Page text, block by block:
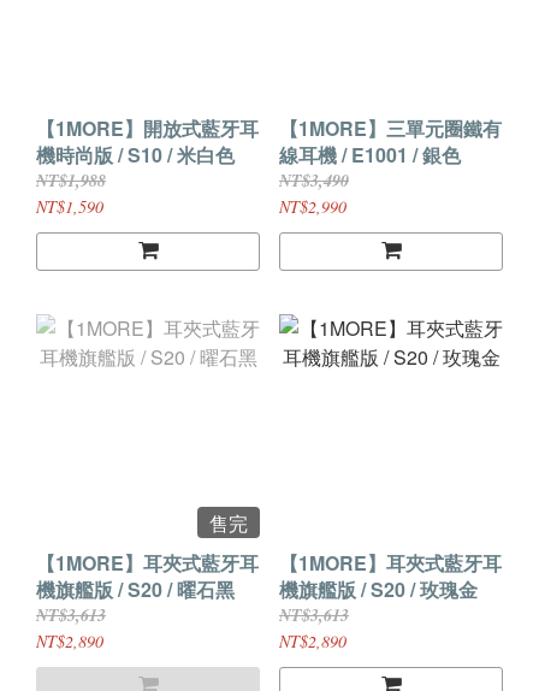
【1MORE】開放式藍牙耳
機時尚版 / S10 / 米白色
NT$1,988
NT$1,590
【1MORE】三單元圈鐵有
線耳機 / E1001 / 銀色
NT$3,490
NT$2,990
售完
【1MORE】耳夾式藍牙耳
機旗艦版 / S20 / 曜石黑
NT$3,613
NT$2,890
【1MORE】耳夾式藍牙耳
機旗艦版 / S20 / 玫瑰金
NT$3,613
NT$2,890